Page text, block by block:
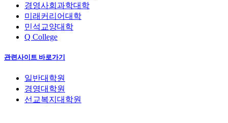
경영사회과학대학
미래커리어대학
민석교양대학
Q College
관련사이트 바로가기
일반대학원
경영대학원
선교복지대학원